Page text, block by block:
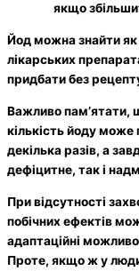
якщо
Йод можна знайти як
лікарських
придбати без
Важливо пам’ятати,
кількість йоду
декілька разів, а
дефіцитне, так і
При відсутності
побічних ефектів
адаптаційні
Проте, якщо ж у